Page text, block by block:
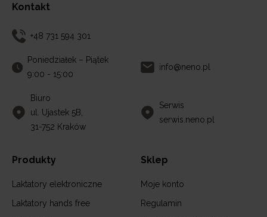
Kontakt
+48 731 594 301
Poniedziałek – Piątek
9:00 - 15:00
info@neno.pl
Biuro
ul. Ujastek 5B,
31-752 Kraków
Serwis
serwis.neno.pl
Produkty
Laktatory elektroniczne
Laktatory hands free
Sklep
Moje konto
Regulamin